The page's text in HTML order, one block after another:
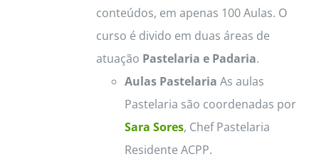
conteúdos, em apenas 100 Aulas. O
curso é divido em duas áreas de
atuação Pastelaria e Padaria.
Aulas Pastelaria As aulas
Pastelaria são coordenadas por
Sara Sores, Chef Pastelaria
Residente ACPP.